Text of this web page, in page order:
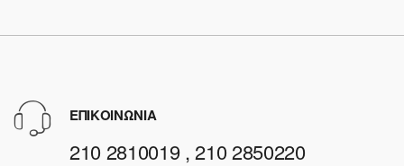
ΕΠΙΚΟΙΝΩΝΙΑ
210 2810019 , 210 2850220